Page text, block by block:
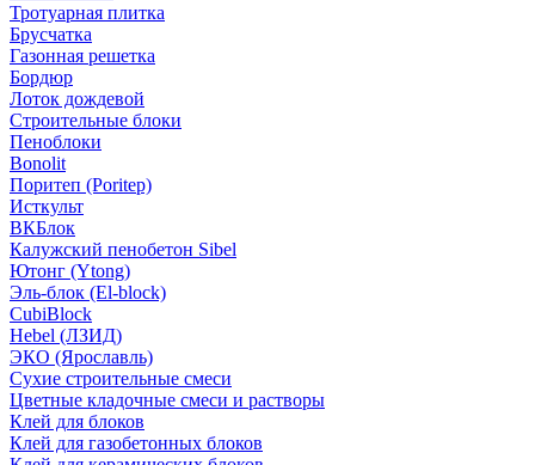
Тротуарная плитка
Брусчатка
Газонная решетка
Бордюр
Лоток дождевой
Строительные блоки
Пеноблоки
Bonolit
Поритеп (Poritep)
Исткульт
ВКБлок
Калужский пенобетон Sibel
Ютонг (Ytong)
Эль-блок (El-block)
CubiBlock
Hebel (ЛЗИД)
ЭКО (Ярославль)
Сухие строительные смеси
Цветные кладочные смеси и растворы
Клей для блоков
Клей для газобетонных блоков